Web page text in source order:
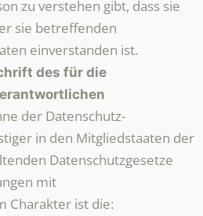
zu verstehen gibt, dass sie
sie betreffenden
einverstanden ist.
des für die
der Datenschutz-
in den Mitgliedstaaten der
Datenschutzgesetze
mit
Charakter ist die: